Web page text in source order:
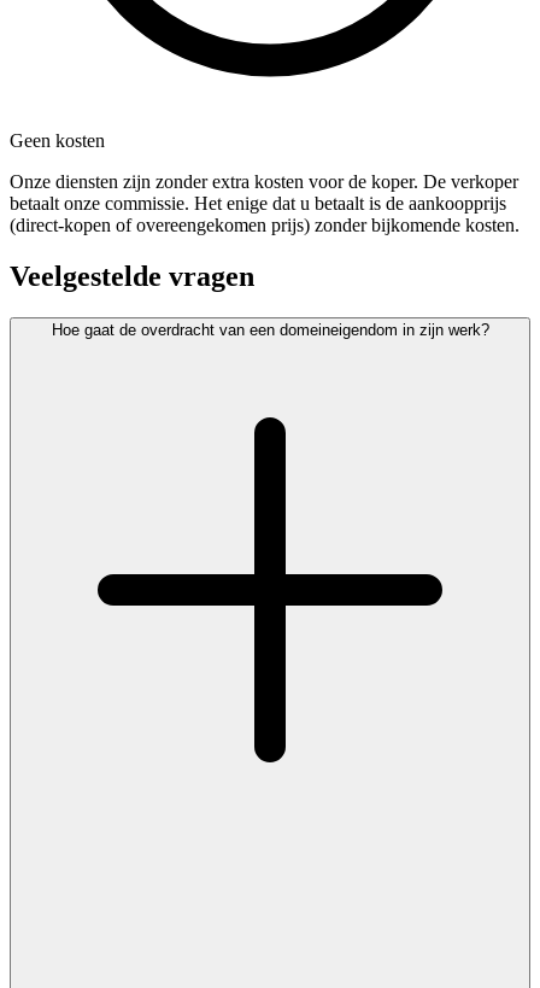
Geen kosten
Onze diensten zijn zonder extra kosten voor de koper. De verkoper
betaalt onze commissie. Het enige dat u betaalt is de aankoopprijs
(direct-kopen of overeengekomen prijs) zonder bijkomende kosten.
Veelgestelde vragen
Hoe gaat de overdracht van een domeineigendom in zijn werk?